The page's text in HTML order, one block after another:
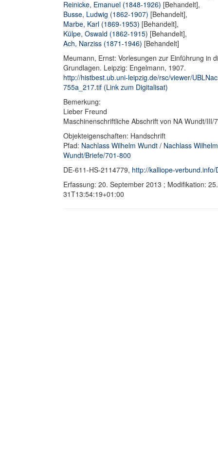
Reinicke, Emanuel (1848-1926) [Behandelt],
Busse, Ludwig (1862-1907) [Behandelt],
Marbe, Karl (1869-1953) [Behandelt],
Külpe, Oswald (1862-1915) [Behandelt],
Ach, Narziss (1871-1946) [Behandelt]
Meumann, Ernst: Vorlesungen zur Einführung in
Grundlagen. Leipzig: Engelmann, 1907.
http://histbest.ub.uni-leipzig.de/rsc/viewer/
755a_217.tif (Link zum Digitalisat)
Bemerkung:
Lieber Freund
Maschinenschriftliche Abschrift von NA Wundt/
Objekteigenschaften: Handschrift
Pfad: Nachlass Wilhelm Wundt / Nachlass
Wundt/Briefe/701-800
DE-611-HS-2114779, http://kalliope-
Erfassung: 20. September 2013 ; Modifikation:
31T13:54:19+01:00